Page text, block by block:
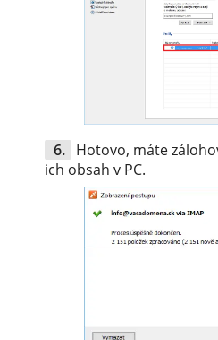
Hotovo, máte
ich obsah v PC.